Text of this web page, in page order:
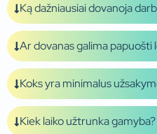
Ką dažniausiai dovanoja
Ar dovanas galima papuošti
Koks yra minimalus
Kiek laiko užtrunka gamyba?